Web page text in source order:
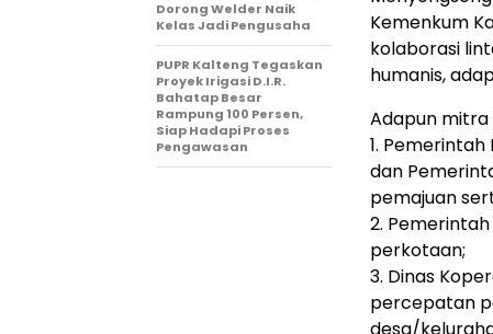
Kemenkum
kolaborasi
humanis,
Adapun
1.
dan
pemajuan
2.
perkotaan;
3. Dinas
percepatan
Dorong Welder Naik
Kelas Jadi Pengusaha
PUPR Kalteng Tegaskan
Proyek Irigasi D.I.R.
Bahatap Besar
Rampung 100 Persen,
Siap Hadapi Proses
Pengawasan